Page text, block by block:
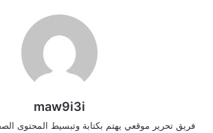
maw9i3i
فريق تحرير موقعي يهتم بكتابة وتبسيط المحتوى